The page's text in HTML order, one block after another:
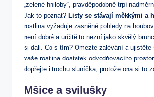
„zelené hniloby“, pravděpodobně trpí
Jak to poznat? Listy se stávají měkkými a
rostlina vyžaduje zasněné pohledy na
není dobré a určitě to nezní jako skvělý
si dali. Co s tím? Omezte zalévání a ujistěte
vaše rostlina dostatek odvodňovacího
dopřejte i trochu sluníčka, protože ona si to
Mšice a svilušky